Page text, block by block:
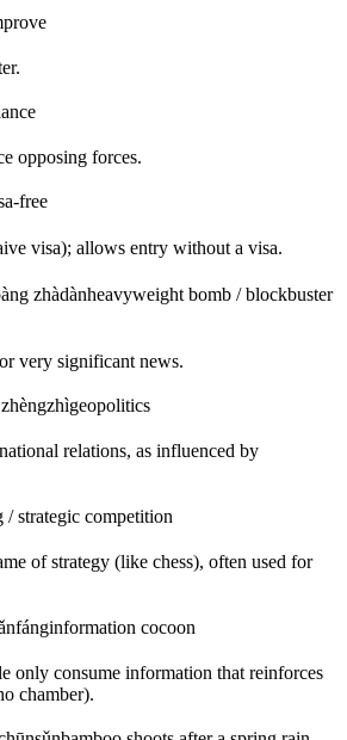
opposing forces.
free
visa); allows entry without a visa.
zhàdànheavyweight bomb / blockbuster
very significant news.
geopolitics
relations, as influenced by
/ strategic competition
of strategy (like chess), often used for
information cocoon
only consume information that reinforces
chamber).